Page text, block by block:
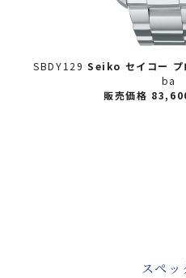
SBDY131 Seiko セイコー
ba
販売価格
スペッ